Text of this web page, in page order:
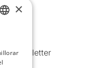
i Newsletter
×